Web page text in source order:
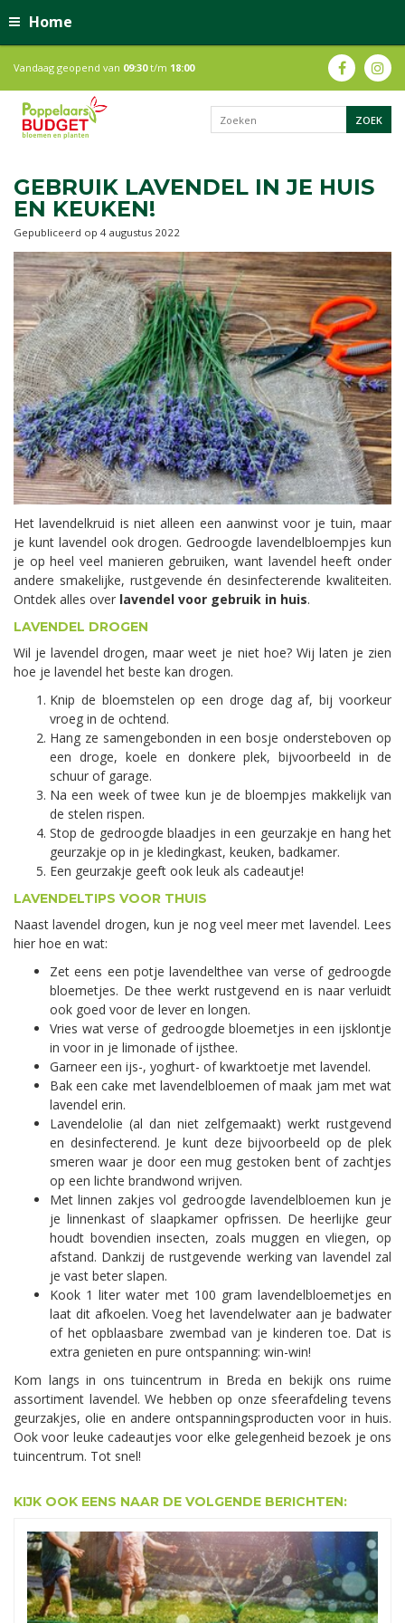
Home
Vandaag geopend van 09:30t/m 18:00
GEBRUIK LAVENDEL IN JE HUIS
EN KEUKEN!
Gepubliceerd op 4 augustus 2022
Het lavendelkruid is niet alleen een aanwinst voor je tuin, maar
je kunt lavendel ook drogen. Gedroogde lavendelbloempjes kun
je op heel veel manieren gebruiken, want lavendel heeft onder
andere smakelijke, rustgevende én desinfecterende kwaliteiten.
Ontdek alles over lavendel voor gebruik in huis.
LAVENDEL DROGEN
Wil je lavendel drogen, maar weet je niet hoe? Wij laten je zien
hoe je lavendel het beste kan drogen.
Knip de bloemstelen op een droge dag af, bij voorkeur
vroeg in de ochtend.
Hang ze samengebonden in een bosje ondersteboven op
een droge, koele en donkere plek, bijvoorbeeld in de
schuur of garage.
Na een week of twee kun je de bloempjes makkelijk van
de stelen rispen.
Stop de gedroogde blaadjes in een geurzakje en hang het
geurzakje op in je kledingkast, keuken, badkamer.
Een geurzakje geeft ook leuk als cadeautje!
LAVENDELTIPS VOOR THUIS
Naast lavendel drogen, kun je nog veel meer met lavendel. Lees
hier hoe en wat:
Zet eens een potje lavendelthee van verse of gedroogde
bloemetjes. De thee werkt rustgevend en is naar verluidt
ook goed voor de lever en longen.
Vries wat verse of gedroogde bloemetjes in een ijsklontje
in voor in je limonade of ijsthee.
Garneer een ijs-, yoghurt- of kwarktoetje met lavendel.
Bak een cake met lavendelbloemen of maak jam met wat
lavendel erin.
Lavendelolie (al dan niet zelfgemaakt) werkt rustgevend
en desinfecterend. Je kunt deze bijvoorbeeld op de plek
smeren waar je door een mug gestoken bent of zachtjes
op een lichte brandwond wrijven.
Met linnen zakjes vol gedroogde lavendelbloemen kun je
je linnenkast of slaapkamer opfrissen. De heerlijke geur
houdt bovendien insecten, zoals muggen en vliegen, op
afstand. Dankzij de rustgevende werking van lavendel zal
je vast beter slapen.
Kook 1 liter water met 100 gram lavendelbloemetjes en
laat dit afkoelen. Voeg het lavendelwater aan je badwater
of het opblaasbare zwembad van je kinderen toe. Dat is
extra genieten en pure ontspanning: win-win!
Kom langs in ons tuincentrum in Breda en bekijk ons ruime
assortiment lavendel. We hebben op onze sfeerafdeling tevens
geurzakjes, olie en andere ontspanningsproducten voor in huis.
Ook voor leuke cadeautjes voor elke gelegenheid bezoek je ons
tuincentrum. Tot snel!
KIJK OOK EENS NAAR DE VOLGENDE BERICHTEN: